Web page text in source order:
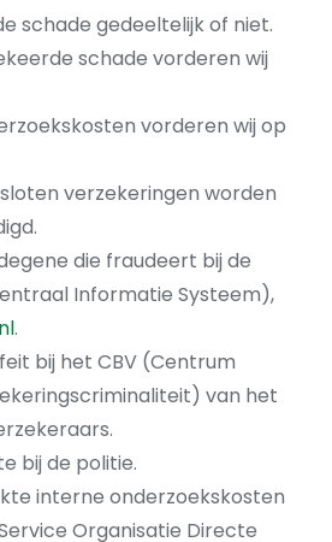
schade gedeeltelijk of niet.
schade vorderen wij
vorderen wij op
verzekeringen worden
die fraudeert bij de
Informatie Systeem),
.
bij het CBV (Centrum
van het
bij de politie.
interne onderzoekskosten
Organisatie Directe